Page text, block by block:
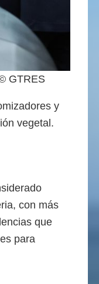
GTRES
y
vegetal.
con más
que
para